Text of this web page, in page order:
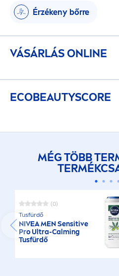
Érzékeny bőrre
VÁSÁRLÁS ONLINE
ECOBEAUTYSCORE
MÉG TÖBB
(0)
Tusfürdő
NIVEAMENSensitive
Pro Ultra-Calming
Tusfürdő